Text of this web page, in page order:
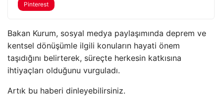
Pinterest
Bakan Kurum, sosyal medya paylaşımında deprem ve
kentsel dönüşümle ilgili konuların hayati önem
taşıdığını belirterek, süreçte herkesin katkısına
ihtiyaçları olduğunu vurguladı.
Artık bu haberi dinleyebilirsiniz.